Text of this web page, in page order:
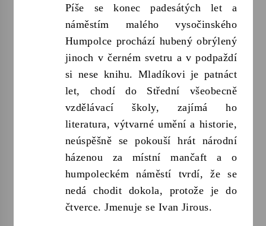
Letní koncerty ve Stromovce: Rufus Miller
22. 7. 2026
Vysočinka
17. 7. 2026
Ozvěny prázdnin
14. 7. 2026
odkaz Josefa Čapka
13. 7. 2026
Píše se konec padesátých let a
náměstím malého vysočinského
Humpolce prochází hubený obrýlený
jinoch v černém svetru a v podpaždí
si nese knihu. Mladíkovi je patnáct
let, chodí do Střední všeobecně
vzdělávací školy, zajímá ho
literatura, výtvarné umění a historie,
neúspěšně se pokouší hrát národní
házenou za místní mančaft a o
humpoleckém náměstí tvrdí, že se
nedá chodit dokola, protože je do
čtverce. Jmenuje se Ivan Jirous.